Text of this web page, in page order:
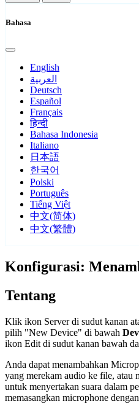
Bahasa
English
العربية
Deutsch
Español
Français
हिन्दी
Bahasa Indonesia
Italiano
日本語
한국어
Polski
Português
Tiếng Việt
中文(简体)
中文(繁體)
Konfigurasi:
Tentang
Klik ikon Serverdi sudut kanan
pilih "New Device" di bawah
ikon Edit di sudut kanan bawah
Anda dapat menambahkan
yang merekam audio ke file, atau
untuk menyertakan suara dalam
memasangkan microphone